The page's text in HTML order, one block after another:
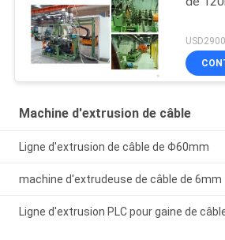
Machine d'extrusion de câble
Ligne d'extrusion de câble de Φ60mm
machine d'extrudeuse de câble de 6mm
Ligne d'extrusion PLC pour gaine de